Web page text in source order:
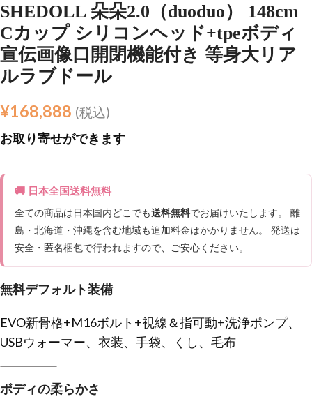
SHEDOLL 朵朵2.0（duoduo） 148cm
Cカップ シリコンヘッド+tpeボディ
宣伝画像口開閉機能付き 等身大リア
ルラブドール
¥168,888 (税込)
お取り寄せができます
🚚 日本全国送料無料
全ての商品は日本国内どこでも送料無料でお届けいたします。 離
島・北海道・沖縄を含む地域も追加料金はかかりません。 発送は
安全・匿名梱包で行われますので、ご安心ください。
無料デフォルト装備
EVO新骨格+M16ボルト+視線＆指可動+洗浄ポンプ、
USBウォーマー、衣装、手袋、くし、毛布
ボディの柔らかさ